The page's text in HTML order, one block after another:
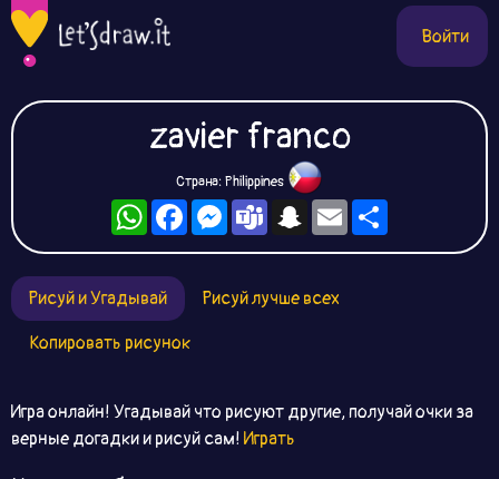
Войти
zavier franco
Страна: Philippines
WhatsAppFacebookMessengerTeamsSnapchat
Email
Рисуй и Угадывай
Рисуй лучше всех
Копировать рисунок
Игра онлайн! Угадывай что рисуют другие, получай очки за
верные догадки и рисуй сам! Играть